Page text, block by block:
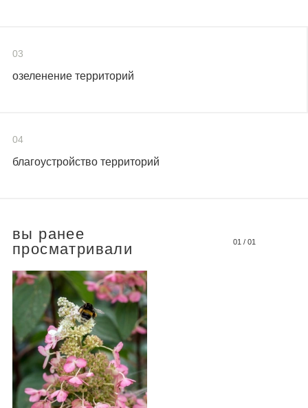
03
озеленение территорий
04
благоустройство территорий
вы ранее
просматривали
01 / 01